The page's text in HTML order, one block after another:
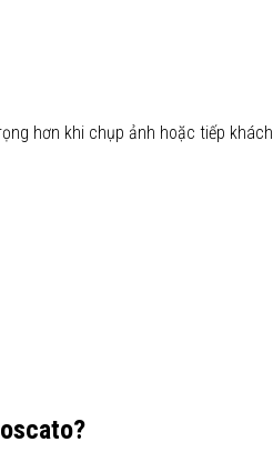
hơn khi chụp ảnh hoặc tiếp khách.